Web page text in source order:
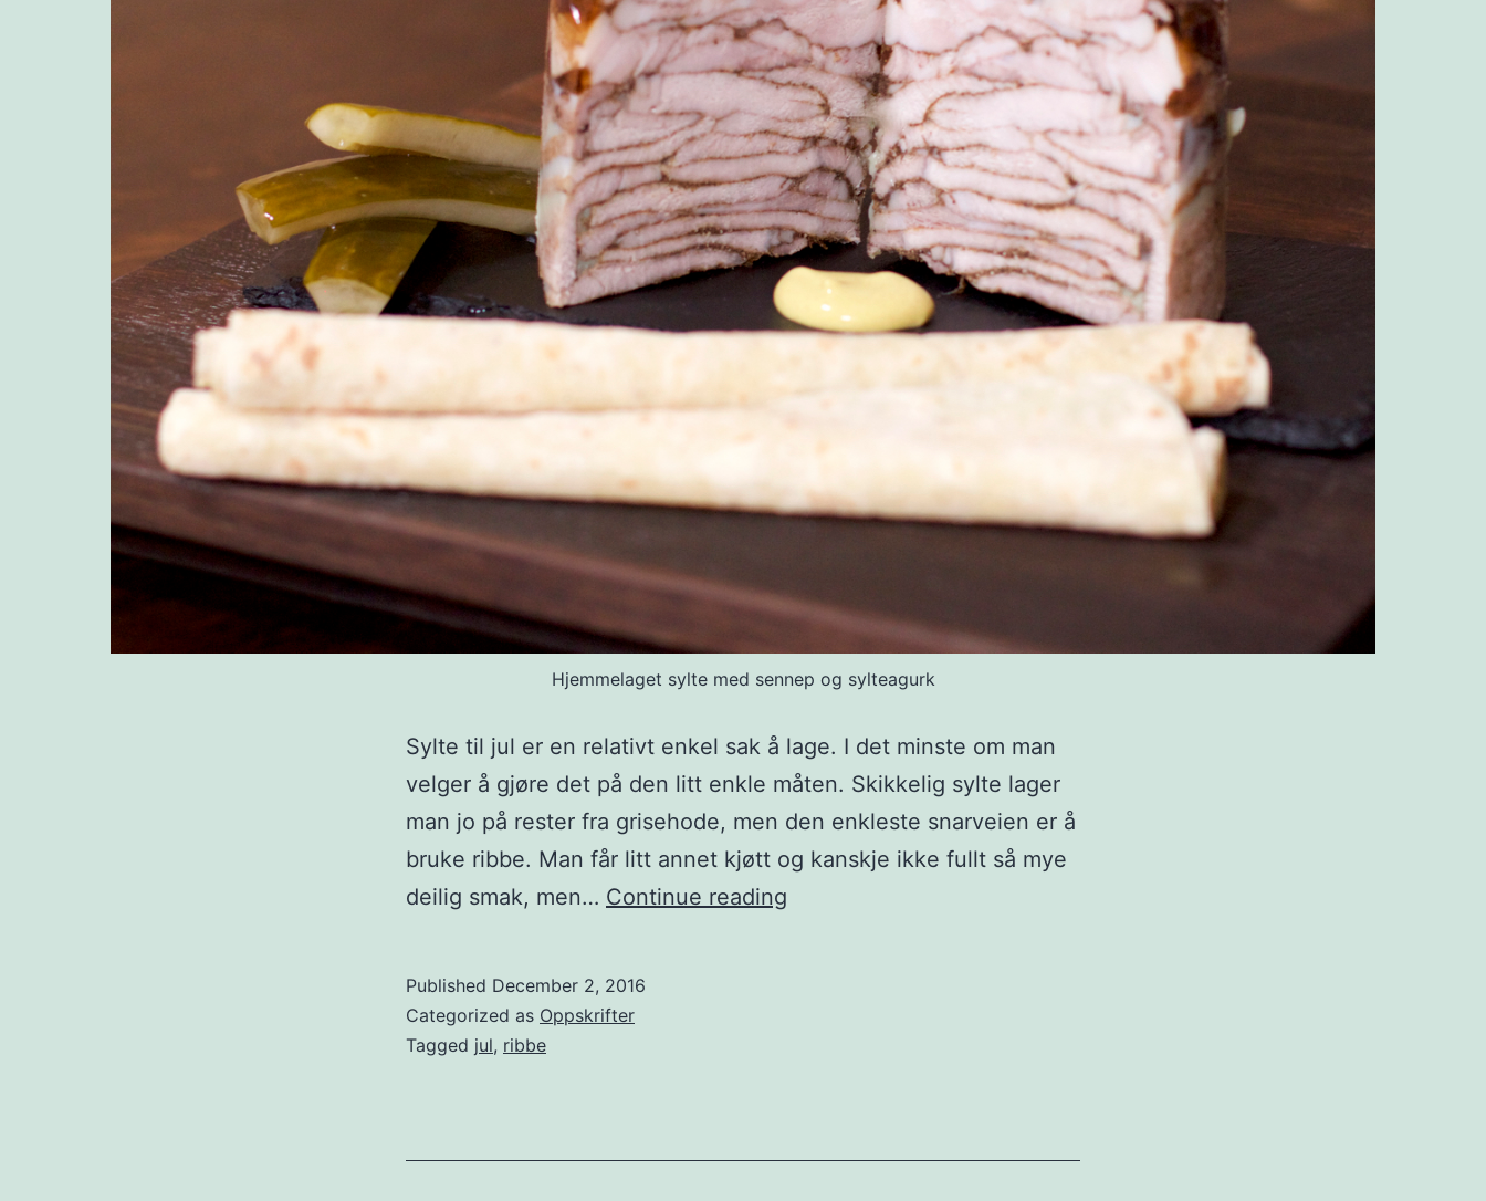
Hjemmelaget sylte med sennep og sylteagurk
Sylte til jul er en relativt enkel sak å lage. I det minste om man
velger å gjøre det på den litt enkle måten. Skikkelig sylte lager
man jo på rester fra grisehode, men den enkleste snarveien er å
bruke ribbe. Man får litt annet kjøtt og kanskje ikke fullt så mye
deilig smak, men… Continue reading
Published December 2, 2016
Categorized as Oppskrifter
Tagged jul, ribbe